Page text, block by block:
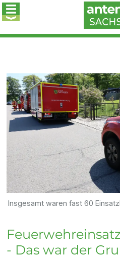
Insgesamt waren fast 60
- Das war der